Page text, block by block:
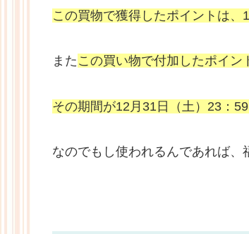
この買物で獲得したポイントは、
また この買い物で付加したポイン
その期間が12月31日（土）23：59
なのでもし使われるんであれば、